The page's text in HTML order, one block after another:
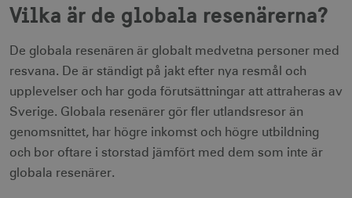
Vilka är de globala resenärerna?
De globala resenären är globalt medvetna personer med
resvana. De är ständigt på jakt efter nya resmål och
upplevelser och har goda förutsättningar att attraheras av
Sverige. Globala resenärer gör fler utlandsresor än
genomsnittet, har högre inkomst och högre utbildning
och bor oftare i storstad jämfört med dem som inte är
globala resenärer.